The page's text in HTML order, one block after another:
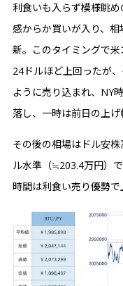
利食いも入らず模様眺
感からか買いが入り、
新。このタイミングで
24ドルほど上回ったが
ように売り込まれ、NY
落し、一時は前日の上げ
その後の相場はドル安
ル水準（≒203.4万円）
時間は利食い売り優勢で